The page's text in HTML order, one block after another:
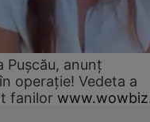
Pușcău, anunț
operație! Vedeta a
fanilor